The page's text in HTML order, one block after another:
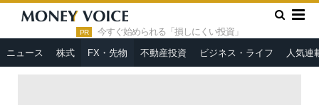
PR 今すぐ始められる「損しにくい投資」
ニュース 株式 FX・先物 不動産投資 ビジネス・ライフ 人気連
HOME » FX・先物 »
ここ30年で初めての異常事態、金の現物
不足が示唆する「次の危機」